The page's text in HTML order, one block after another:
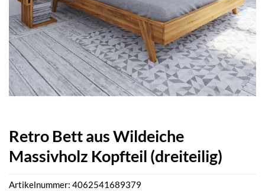
Retro Bett aus Wildeiche
Massivholz Kopfteil (dreiteilig)
Artikelnummer: 4062541689379